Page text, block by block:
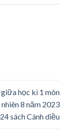
học kì 1 môn
8 năm 2023
sách Cánh diều